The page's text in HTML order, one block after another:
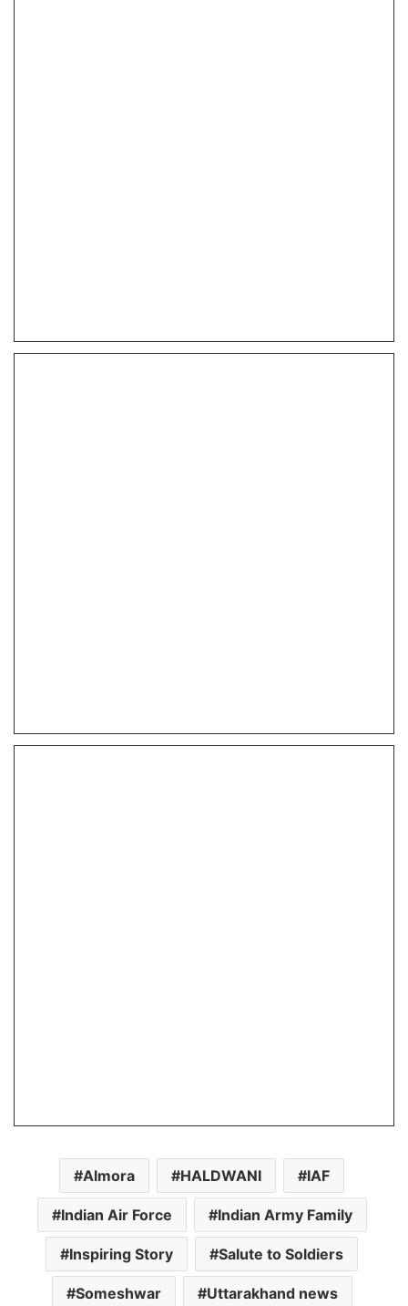
Almora HALDWANI IAF
Indian Air Force Indian Army Family
Inspiring Story Salute to Soldiers
Someshwar Uttarakhand news